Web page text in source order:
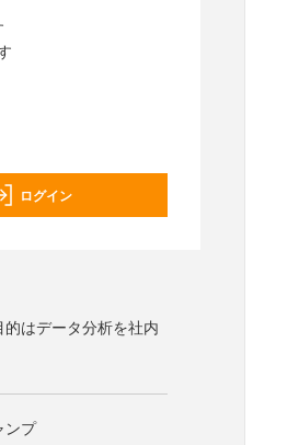
ログイン
はデータ分析を社内
ンプ